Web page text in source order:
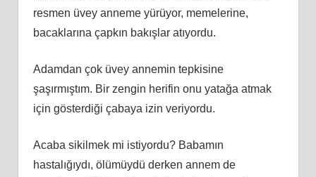
resmen üvey anneme yürüyor, memelerine,
bacaklarına çapkın bakışlar atıyordu.
Adamdan çok üvey annemin tepkisine
şaşırmıştım. Bir zengin herifin onu yatağa atmak
için gösterdiği çabaya izin veriyordu.
Acaba sikilmek mi istiyordu? Babamın
hastalığıydı, ölümüydü derken annem de